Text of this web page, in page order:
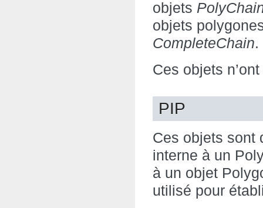
objets
objets
CompleteChain.
Ces objets
PIP
Ces objets sont
interne à un
à un objet
utilisé pour